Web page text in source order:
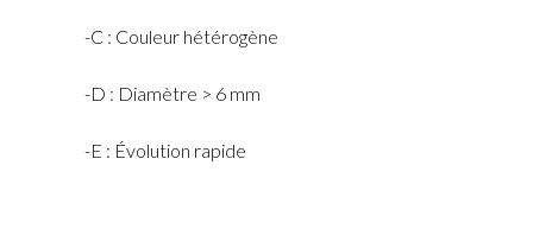
-C : Couleur hétérogène
-D : Diamètre > 6 mm
-E : Évolution rapide